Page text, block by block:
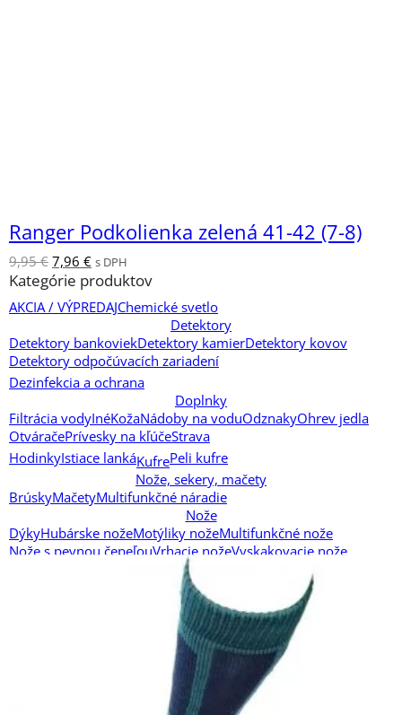
Ranger Podkolienka zelená 41-42 (7-8)
9,95€ Pôvodná
cena
bola:
9,95 €.
7,96 €Aktuálna
cena
7,96 €.
s DPH
Kategórie produktov
AKCIA / VÝPREDAJChemické svetlo
Detektory
Detektory bankoviekDetektory kamierDetektory kovov
Detektory odpočúvacích zariadení
Dezinfekcia a ochrana
Doplnky
Filtrácia vodyInéKožaNádoby na voduOdznakyOhrev jedla
OtváračePrívesky na kľúčeStrava
HodinkyIstiace lankáKufrePeli kufre
Nože, sekery, mačety
BrúskyMačetyMultifunkčné náradie
Nože
DýkyHubárske nožeMotýliky nožeMultifunkčné nože
Nože s pevnou čepeľouVrhacie nožeVyskakovacie nože
Oblečenie
Nepriestrelné vestySkryté nosenie
Ponožky
Outdoor (Jar/Jeseň)
Ranger (Aktívne) podkolienky
Tramp (Záťažové)
Tramp (Záťažové) nadkolienkyTramp (Záťažové) podkolienky